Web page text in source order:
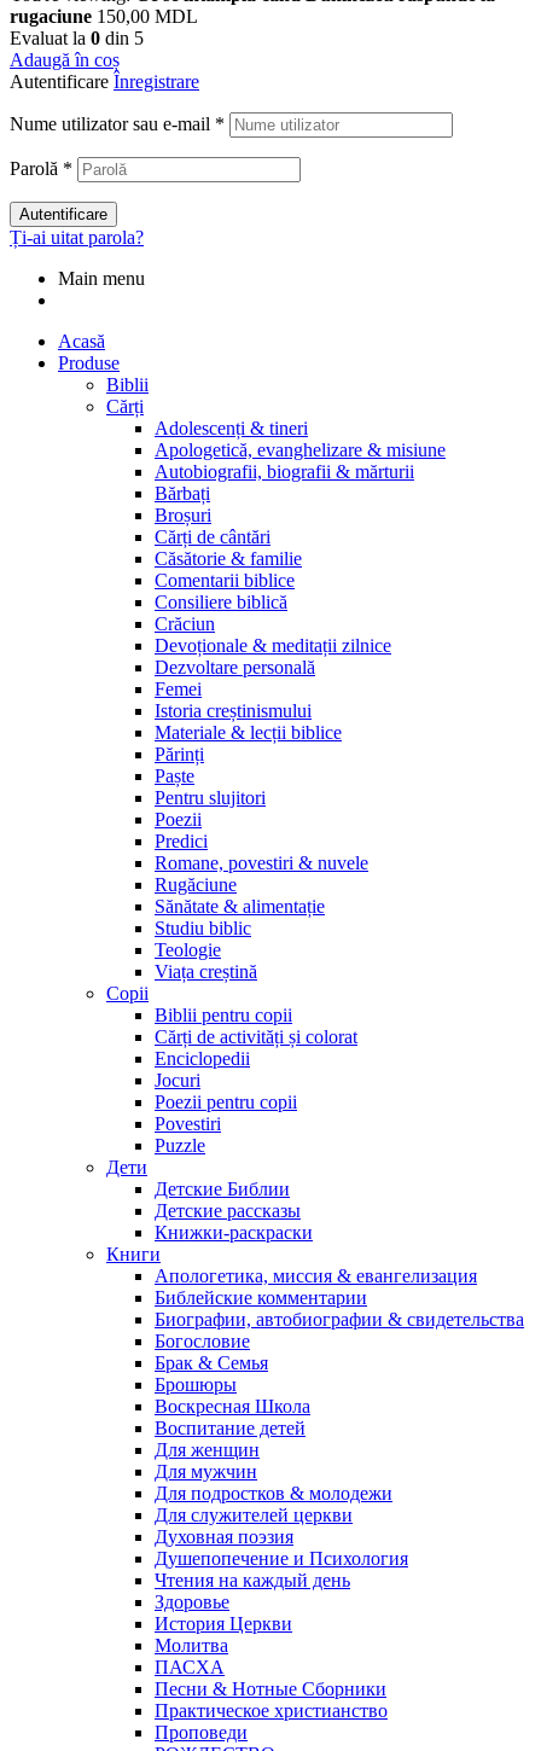
rugaciune 150,00 MDL
Evaluat la 0 din 5
Adaugă în coș
Autentificare Înregistrare
Nume utilizator sau e-mail *
Parolă *
Autentificare
Ți-ai uitat parola?
Main menu
Acasă
Produse
Biblii
Cărți
Adolescenți & tineri
Apologetică, evanghelizare & misiune
Autobiografii, biografii & mărturii
Bărbați
Broșuri
Cărți de cântări
Căsătorie & familie
Comentarii biblice
Consiliere biblică
Crăciun
Devoționale & meditații zilnice
Dezvoltare personală
Femei
Istoria creștinismului
Materiale & lecții biblice
Părinți
Paște
Pentru slujitori
Poezii
Predici
Romane, povestiri & nuvele
Rugăciune
Sănătate & alimentație
Studiu biblic
Teologie
Viața creștină
Copii
Biblii pentru copii
Cărți de activități și colorat
Enciclopedii
Jocuri
Poezii pentru copii
Povestiri
Puzzle
Дети
Детские Библии
Детские рассказы
Книжки-раскраски
Книги
Апологетика, миссия & евангелизация
Библейские комментарии
Биографии, автобиографии & свидетельства
Богословие
Брак & Семья
Брошюры
Воскресная Школа
Воспитание детей
Для женщин
Для мужчин
Для подростков & молодежи
Для служителей церкви
Духовная поэзия
Душепопечение и Психология
Чтения на каждый день
Здоровье
История Церкви
Молитва
ПАСХА
Песни & Нотные Сборники
Практическое христианство
Проповеди